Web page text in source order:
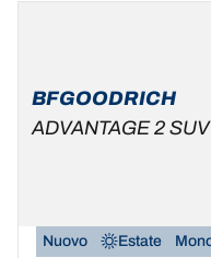
BFGOODRICH
ADVANTAGE 2 SUV
Nuovo Estate